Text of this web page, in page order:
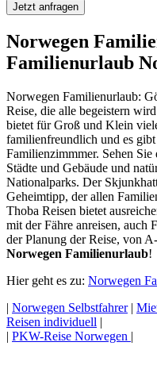
Jetzt anfragen
Norwegen
Familienurlaub
Norwegen Familienurlaub:
Reise, die alle begeistern
bietet für Groß und Klein
familienfreundlich und es
Familienzimmmer. Sehen
Städte und Gebäude und
Nationalparks. Der
Geheimtipp, der allen
Thoba Reisen bietet
mit der Fähre anreisen, auch
der Planung der Reise, von
Norwegen Familienurlaub!
Hier geht es zu: Norwegen
| Norwegen Selbstfahrer|
Reisen individuell |
| PKW-Reise Norwegen |